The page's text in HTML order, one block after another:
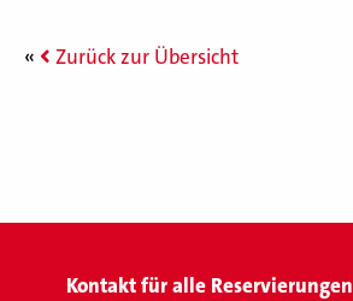
Zurück zur Übersicht
Kontakt für alle Reservierungen